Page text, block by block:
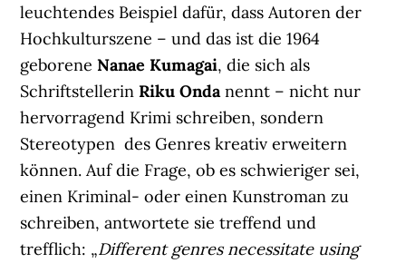
leuchtendes Beispiel dafür, dass Autoren der
Hochkulturszene – und das ist die 1964
geboreneNanae Kumagai, die sich als
Schriftstellerin Riku Ondanennt – nicht nur
hervorragend Krimi schreiben, sondern
Stereotypen des Genres kreativ erweitern
können. Auf die Frage, ob es schwieriger sei,
einen Kriminal- oder einen Kunstroman zu
schreiben, antwortete sie treffend und
trefflich: „Different genres necessitate using